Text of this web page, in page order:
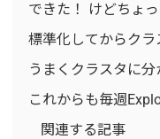
できた！ けどちょ
標準化してからク
うまくクラスタに分
これからも毎週
関連する記事